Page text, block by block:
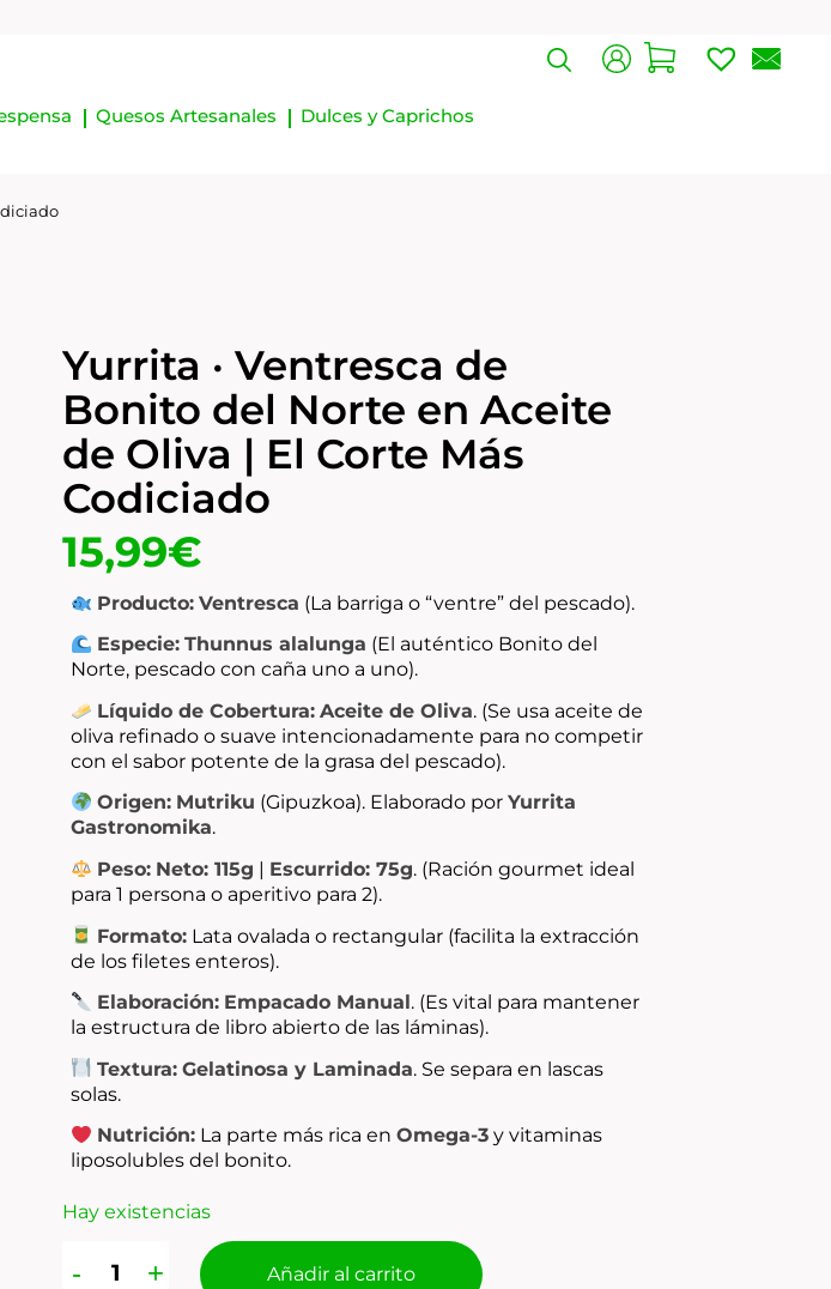
Quesos Artesanales Dulces y Caprichos
Yurrita · Ventresca de
Bonito del Norte en Aceite
de Oliva | El Corte Más
Codiciado
15,99€
Producto: Ventresca (La barriga o “ventre” del pescado).
Especie: Thunnus alalunga (El auténtico Bonito del
Norte, pescado con caña uno a uno).
Líquido de Cobertura: Aceite de Oliva. (Se usa aceite de
oliva refinado o suave intencionadamente para no competir
con el sabor potente de la grasa del pescado).
Origen: Mutriku (Gipuzkoa). Elaborado porYurrita
Gastronomika.
Peso: Neto: 115g | Escurrido: 75g. (Ración gourmet ideal
para 1 persona o aperitivo para 2).
Formato: Lata ovalada o rectangular (facilita la extracción
de los filetes enteros).
Elaboración: Empacado Manual . (Es vital para mantener
la estructura de libro abierto de las láminas).
Textura: Gelatinosa y Laminada. Se separa en lascas
solas.
Nutrición: La parte más rica enOmega-3 y vitaminas
liposolubles del bonito.
Hay existencias
Añadir al carrito